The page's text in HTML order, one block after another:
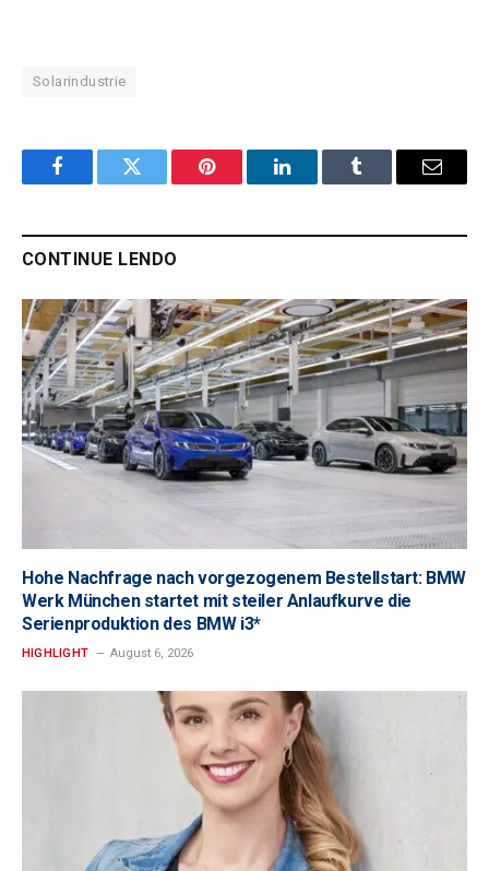
Solarindustrie
FacebookTwitter Pinterest LinkedInTumblr Email
CONTINUE LENDO
Hohe Nachfrage nach vorgezogenem Bestellstart: BMW
Werk München startet mit steiler Anlaufkurve die
Serienproduktion des BMW i3*
HIGHLIGHT August 6, 2026